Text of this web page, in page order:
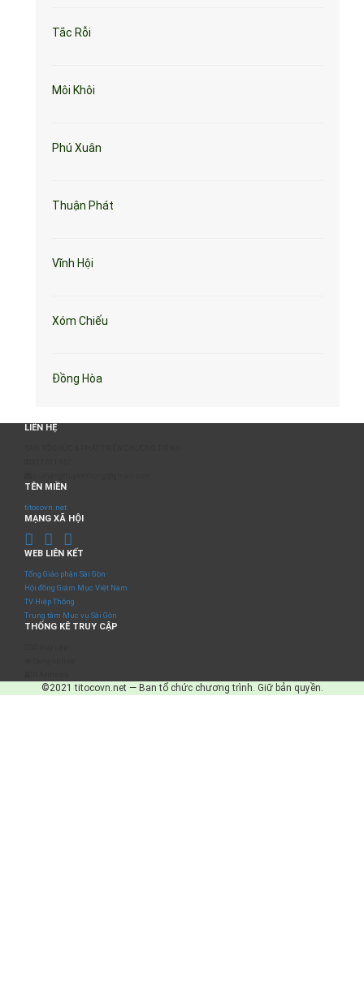
Tắc Rỗi
Môi Khôi
Phú Xuân
Thuận Phát
Vĩnh Hội
Xóm Chiếu
Đồng Hòa
LIÊN HỆ
TÊN MIỀN
titocovn.net
MẠNG XÃ HỘI
WEB LIÊN KẾT
Tổng Giáo phận Sài Gòn
Hội đồng Giám Mục Việt Nam
TV Hiệp Thông
Trung tâm Mục vụ Sài Gòn
THỐNG KÊ TRUY CẬP
©2021 titocovn.net — Ban tổ chức chương trình. Giữ bản quyền.